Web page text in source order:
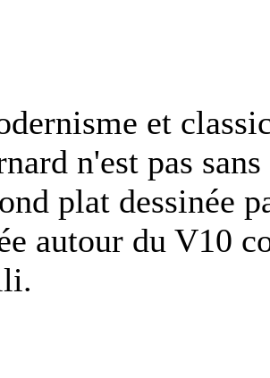
et
n'est pas
plat dessinée
autour du V10